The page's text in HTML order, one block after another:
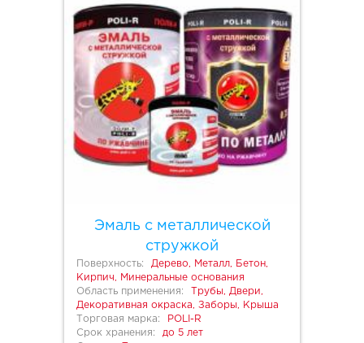
Эмаль с металлической
стружкой
Поверхность:
Дерево, Металл, Бетон,
Кирпич, Минеральные основания
Область применения:
Трубы, Двери,
Декоративная окраска, Заборы, Крыша
Торговая марка:
POLI-R
Срок хранения:
до 5 лет